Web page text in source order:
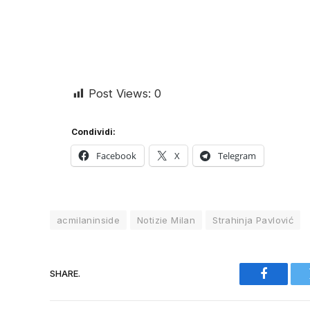
Post Views: 0
Condividi:
Facebook X Telegram
acmilaninside Notizie Milan Strahinja Pavlović
SHARE.